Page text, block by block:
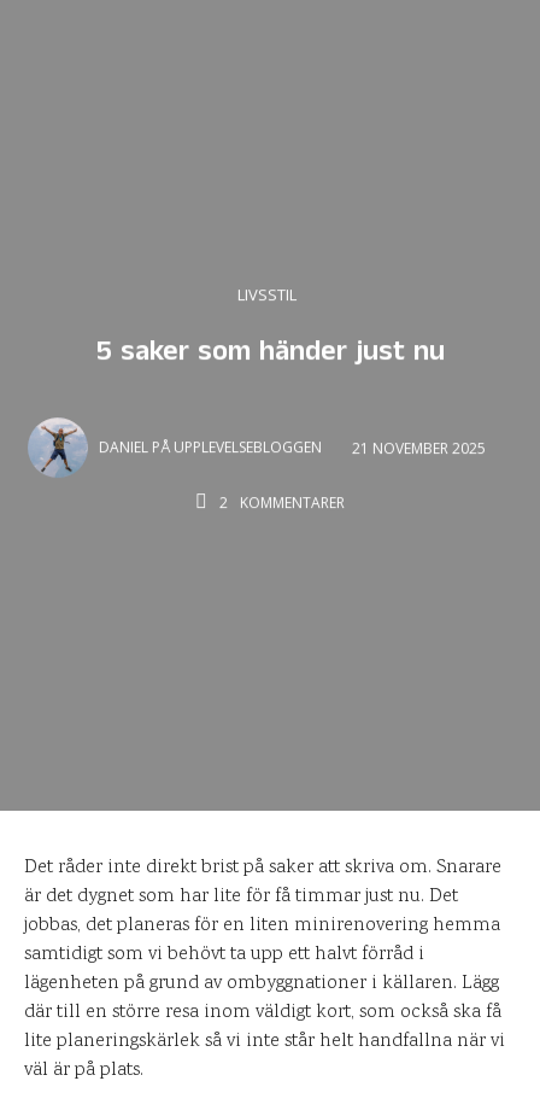
LIVSSTIL
5 saker som händer just nu
DANIEL PÅ UPPLEVELSEBLOGGEN 21 NOVEMBER 2025
2 KOMMENTARER
Det råder inte direkt brist på saker att skriva om. Snarare
är det dygnet som har lite för få timmar just nu. Det
jobbas, det planeras för en liten minirenovering hemma
samtidigt som vi behövt ta upp ett halvt förråd i
lägenheten på grund av ombyggnationer i källaren. Lägg
där till en större resa inom väldigt kort, som också ska få
lite planeringskärlek så vi inte står helt handfallna när vi
väl är på plats.